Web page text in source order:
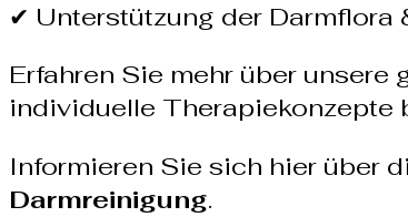
✔ Unterstützung der Darmflora
Erfahren Sie mehr über unsere
individuelle Therapiekonzepte
Informieren Sie sich hier über
Darmreinigung.